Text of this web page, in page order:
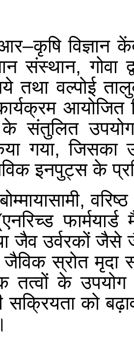
विज्ञान
संस्थान, गोवा
तथा वल्पोई
आयोजित
के संतुलित
गया, जिसका
इनपुट्स के
जैव उर्वरकों जैसे
जैविक स्रोत मृदा
तत्वों के उपयोग
सक्रियता को